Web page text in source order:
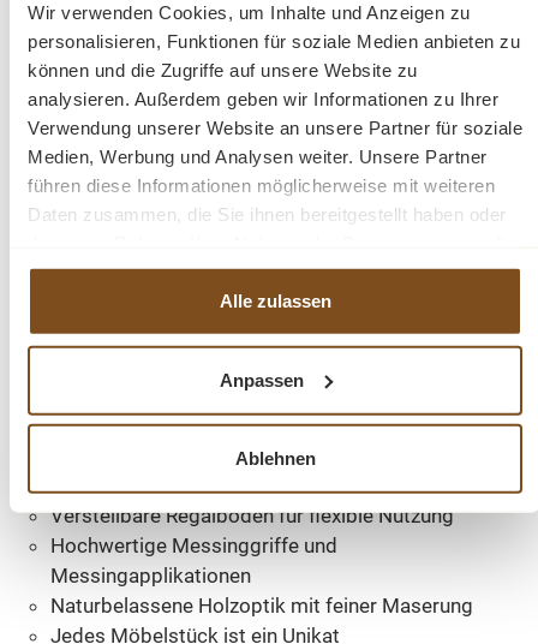
Wir verwenden Cookies, um Inhalte und Anzeigen zu
personalisieren, Funktionen für soziale Medien anbieten zu
können und die Zugriffe auf unsere Website zu
analysieren. Außerdem geben wir Informationen zu Ihrer
Verwendung unserer Website an unsere Partner für soziale
Medien, Werbung und Analysen weiter. Unsere Partner
führen diese Informationen möglicherweise mit weiteren
Daten zusammen, die Sie ihnen bereitgestellt haben oder
haben.
Alle zulassen
Anpassen
Ablehnen
Naturholz und Messing entsteht ein stilvoller Look, der
sowohl zu klassischen Einrichtungen als auch zu
modernen Wohnkonzepten passt.
Dank des zerlegbaren Aufbaus lässt sich die
Bücherwand einfacher transportieren und montieren.
Trotz ihrer stattlichen Größe ist der Aufbau
Produktvorteile auf einen Blick
Breite 260 cm – ideal für großzügige Wohnbereiche
Viel Stauraum für Bücher, Dekoration und
Unterer Stauraum mit Türen und Schubladen
Verstellbare Regalböden für flexible Nutzung
Hochwertige Messinggriffe und
Messingapplikationen
Naturbelassene Holzoptik mit feiner Maserung
Jedes Möbelstück ist ein Unikat